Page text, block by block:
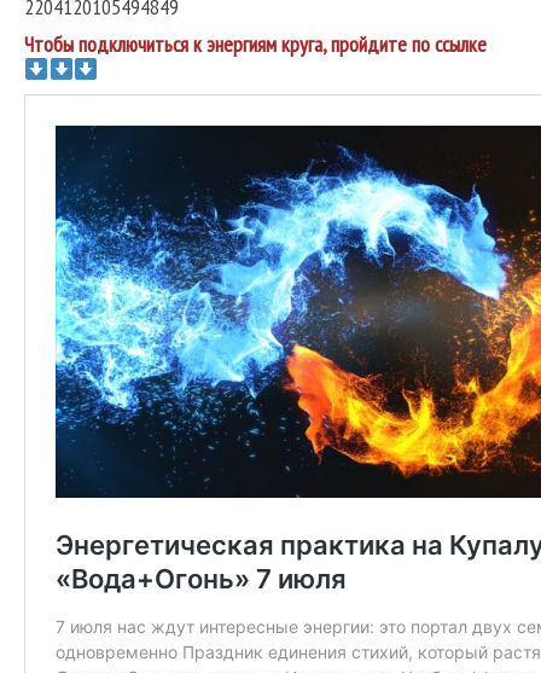
2204120105494849
Чтобы подключиться к энергиям круга, пройдите по ссылке